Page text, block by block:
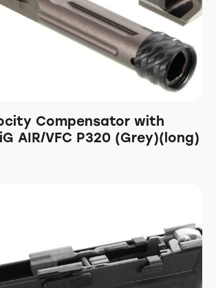
Compensator with
AIR/VFC P320 (Grey)(long)